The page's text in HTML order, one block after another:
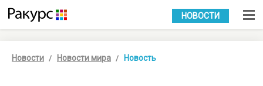
УКР РУС
НОВОСТИ
Новости Новости мира Новость